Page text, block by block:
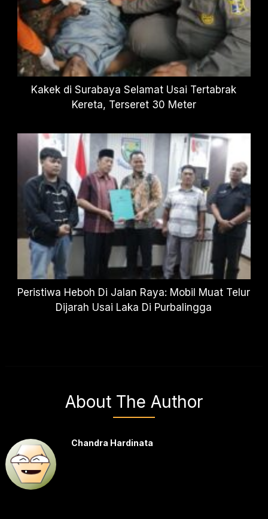
Kakek di Surabaya Selamat Usai Tertabrak
Kereta, Terseret 30 Meter
Peristiwa Heboh Di Jalan Raya: Mobil Muat Telur
Dijarah Usai Laka Di Purbalingga
About The Author
Chandra Hardinata